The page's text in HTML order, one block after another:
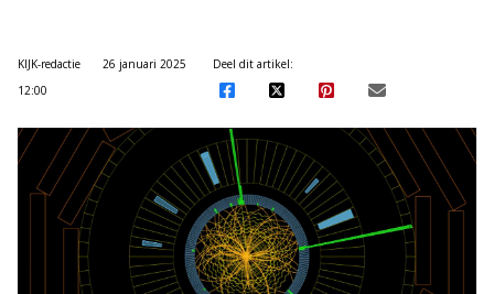
KIJK-redactie
26 januari 2025
12:00
Deel dit artikel: